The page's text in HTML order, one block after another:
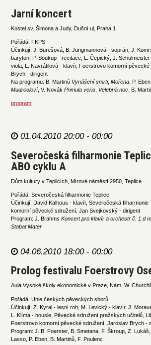
Jarní koncert
Kostel sv. Šimona a Judy, Dušní ul, Praha 1
Pořádá: FKPS
Účinkují: J. Burešová, B. Jungmannová - soprán, J.
baryton, P. Soukup - recitace, L. Čepický, J.
viola, L. Navrátilová - klavír, Foerstrovo komorní
Brych - dirigent
Na programu: B. Martinů Vynášení smrti,Mořena , P.
Mudrosloví , V. NovákPrimula veris Velebná noc , B.
program
01.04.2010 20:00 - 00:00
Severočeská filharmonie
ABO cyklu A
Dům kultury v Teplicích, Mírové náměstí 2950, Teplice
Pořádá: Severočeská filharmonie Teplice
Účinkují: David Kalhous - klavír, Severočeská filharmonie
komorní pěvecké sdružení, Jan Svejkovský - dirigent
Program: J. BrahmsKoncert pro klavír a orchestr č. 1 d
Stabat Mater
04.06.2010 18:00 - 00:00
Prolog festivalu Foerstrovy
Aula Vysoké školy ekonomické v Praze, Nám. W.
Pořádá: Unie českých pěveckých sborů
Účinkují: Z. Kyral - lesní roh, M. Levický - klavír, J.
L. Klíma - housle, Pěvecké sdružení pražských učitelů,
Foerstrovo komorní pěvecké sdružení, Jaroslav Brych -
Program: J. B. Foerster, B. Smetana, F. Škroup, Z.
Lasso, P. Eben, B. Martinů, F. Poulenc